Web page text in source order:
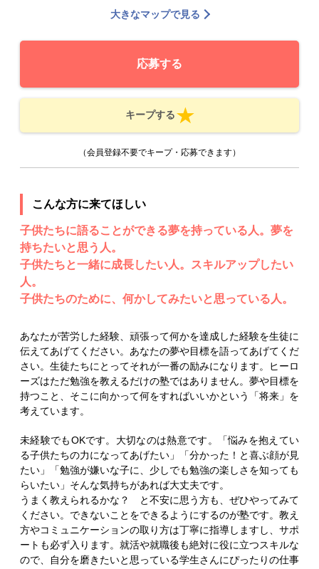
大きなマップで見る
応募する
キープする
（会員登録不要でキープ・応募できます）
こんな方に来てほしい
子供たちに語ることができる夢を持っている人。夢を
持ちたいと思う人。
子供たちと一緒に成長したい人。スキルアップしたい
人。
子供たちのために、何かしてみたいと思っている人。
あなたが苦労した経験、頑張って何かを達成した経験を生徒に
伝えてあげてください。あなたの夢や目標を語ってあげてくだ
さい。生徒たちにとってそれが一番の励みになります。ヒーロ
ーズはただ勉強を教えるだけの塾ではありません。夢や目標を
持つこと、そこに向かって何をすればいいかという「将来」を
考えています。
未経験でもOKです。大切なのは熱意です。「悩みを抱えてい
る子供たちの力になってあげたい」「分かった！と喜ぶ顔が見
たい」「勉強が嫌いな子に、少しでも勉強の楽しさを知っても
らいたい」そんな気持ちがあれば大丈夫です。
うまく教えられるかな？ と不安に思う方も、ぜひやってみて
ください。できないことをできるようにするのが塾です。教え
方やコミュニケーションの取り方は丁寧に指導しますし、サポ
ートも必ず入ります。就活や就職後も絶対に役に立つスキルな
ので、自分を磨きたいと思っている学生さんにぴったりの仕事